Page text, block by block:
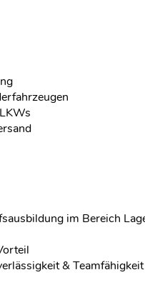
im Bereich
& Teamfähigkeit